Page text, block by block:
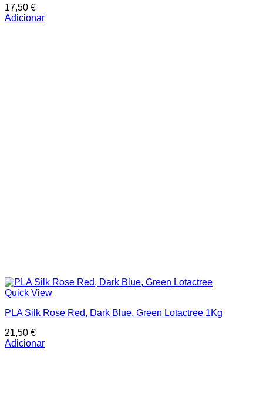
17,50 €
Adicionar
Quick View
PLA Silk Rose Red, Dark Blue, Green Lotactree 1Kg
21,50 €
Adicionar